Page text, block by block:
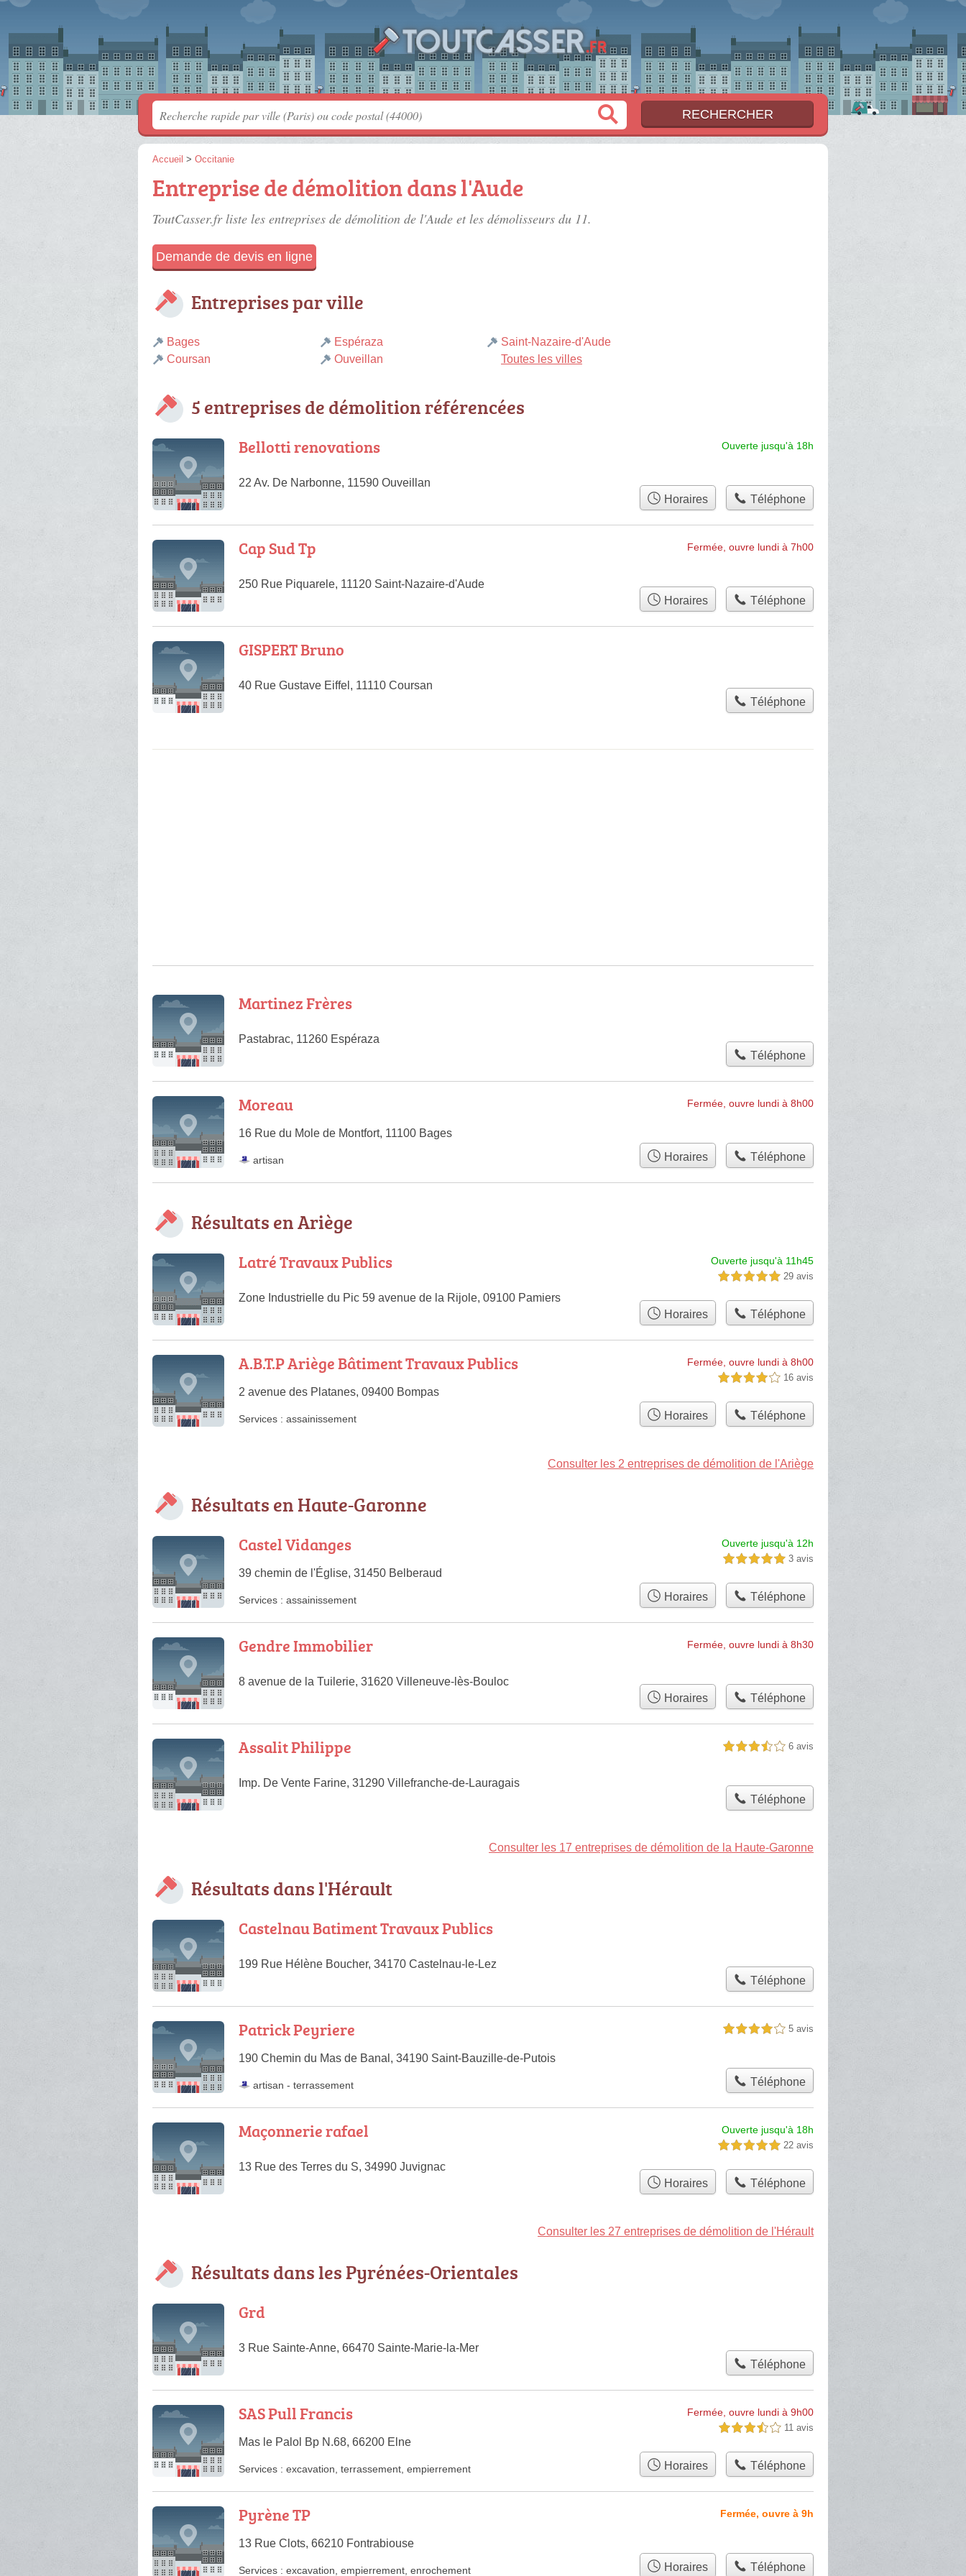
Accueil > Occitanie
Entreprise de démolition dans l'Aude
ToutCasser.fr liste les entreprises de démolition de l'Aude et les démolisseurs du 11.
Demande de devis en ligne
Entreprises par ville
Bages
Coursan
Espéraza
Ouveillan
Saint-Nazaire-d'Aude
Toutes les villes
5 entreprises de démolition référencées
Bellotti renovations
22 Av. De Narbonne, 11590 Ouveillan
Ouverte jusqu'à 18h
Horaires Téléphone
Cap Sud Tp
250 Rue Piquarele, 11120 Saint-Nazaire-d'Aude
Fermée, ouvre lundi à 7h00
Horaires Téléphone
GISPERT Bruno
40 Rue Gustave Eiffel, 11110 Coursan
Téléphone
Martinez Frères
Pastabrac, 11260 Espéraza
Téléphone
Moreau
16 Rue du Mole de Montfort, 11100 Bages
Fermée, ouvre lundi à 8h00
artisan Horaires Téléphone
Résultats en Ariège
Latré Travaux Publics
Zone Industrielle du Pic 59 avenue de la Rijole, 09100 Pamiers
Ouverte jusqu'à 11h45
5,0 étoiles sur 5 29 avis
Horaires Téléphone
A.B.T.P Ariège Bâtiment Travaux Publics
2 avenue des Platanes, 09400 Bompas
Fermée, ouvre lundi à 8h00
4,0 étoiles sur 5 16 avis
Services : assainissement Horaires Téléphone
Consulter les 2 entreprises de démolition de l'Ariège
Résultats en Haute-Garonne
Castel Vidanges
39 chemin de l'Église, 31450 Belberaud
Ouverte jusqu'à 12h
5,0 étoiles sur 5 3 avis
Services : assainissement Horaires Téléphone
Gendre Immobilier
8 avenue de la Tuilerie, 31620 Villeneuve-lès-Bouloc
Fermée, ouvre lundi à 8h30
Horaires Téléphone
Assalit Philippe
Imp. De Vente Farine, 31290 Villefranche-de-Lauragais
3,5 étoiles sur 5 6 avis
Téléphone
Consulter les 17 entreprises de démolition de la Haute-Garonne
Résultats dans l'Hérault
Castelnau Batiment Travaux Publics
199 Rue Hélène Boucher, 34170 Castelnau-le-Lez
Téléphone
Patrick Peyriere
190 Chemin du Mas de Banal, 34190 Saint-Bauzille-de-Putois
4,0 étoiles sur 5 5 avis
artisan - terrassement Téléphone
Maçonnerie rafael
13 Rue des Terres du S, 34990 Juvignac
Ouverte jusqu'à 18h
5,0 étoiles sur 5 22 avis
Horaires Téléphone
Consulter les 27 entreprises de démolition de l'Hérault
Résultats dans les Pyrénées-Orientales
Grd
3 Rue Sainte-Anne, 66470 Sainte-Marie-la-Mer
Téléphone
SAS Pull Francis
Mas le Palol Bp N.68, 66200 Elne
Fermée, ouvre lundi à 9h00
3,5 étoiles sur 5 11 avis
Services : excavation terrassement empierrement Horaires Téléphone
Pyrène TP
13 Rue Clots, 66210 Fontrabiouse
Fermée, ouvre à 9h
Services : excavation empierrement enrochement Horaires Téléphone